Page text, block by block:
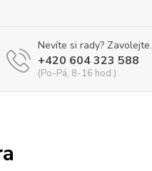
Nevíte si rady? Zavolejte.
+420 604 323 588
(Po-Pá, 8-16 hod.)